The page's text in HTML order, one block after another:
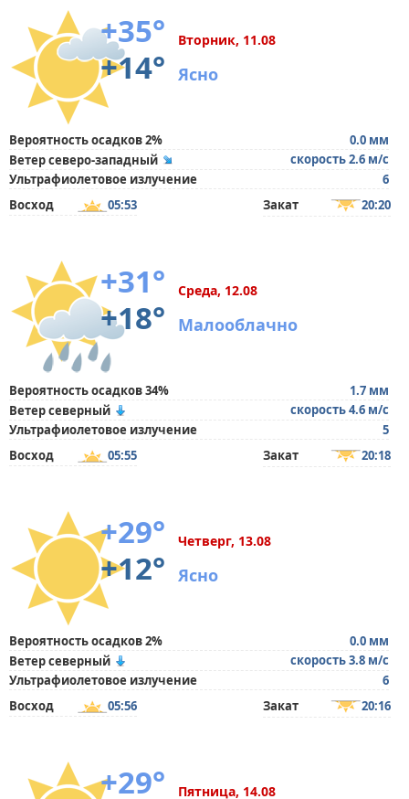
+35°
+14°
Вторник, 11.08
Ясно
Вероятность осадков 2%
0.0 мм
Ветер северо-западный
скорость 2.6 м/с
Ультрафиолетовое излучение
6
Восход
05:53 Закат 20:20
+31°
+18°
Среда, 12.08
Малооблачно
Вероятность осадков 34%
1.7 мм
Ветер северный
скорость 4.6 м/с
Ультрафиолетовое излучение
5
Восход
05:55 Закат 20:18
+29°
+12°
Четверг, 13.08
Ясно
Вероятность осадков 2%
0.0 мм
Ветер северный
скорость 3.8 м/с
Ультрафиолетовое излучение
6
Восход
05:56 Закат 20:16
+29°
Пятница, 14.08